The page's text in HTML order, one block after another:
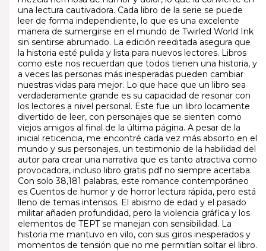
una lectura cautivadora. Cada libro de la serie se puede
leer de forma independiente, lo que es una excelente
manera de sumergirse en el mundo de Twirled World Ink
sin sentirse abrumado. La edición reeditada asegura que
la historia esté pulida y lista para nuevos lectores. Libros
como este nos recuerdan que todos tienen una historia, y
a veces las personas más inesperadas pueden cambiar
nuestras vidas para mejor. Lo que hace que un libro sea
verdaderamente grande es su capacidad de resonar con
los lectores a nivel personal. Este fue un libro locamente
divertido de leer, con personajes que se sienten como
viejos amigos al final de la última página. A pesar de la
inicial reticencia, me encontré cada vez más absorto en el
mundo y sus personajes, un testimonio de la habilidad del
autor para crear una narrativa que es tanto atractiva como
provocadora, incluso libro gratis pdf no siempre acertaba.
Con solo 38,181 palabras, este romance contemporáneo
es Cuentos de humor y de horror lectura rápida, pero está
lleno de temas intensos. El abismo de edad y el pasado
militar añaden profundidad, pero la violencia gráfica y los
elementos de TEPT se manejan con sensibilidad. La
historia me mantuvo en vilo, con sus giros inesperados y
momentos de tensión que no me permitían soltar el libro.